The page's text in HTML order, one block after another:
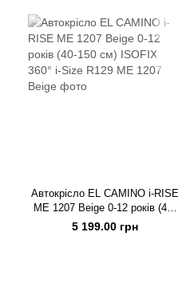
Автокрісло EL CAMINO i-RISE
ME 1207 Beige 0-12 років (40-
150 см) ISOFIX 360° i-Size
5 199.00 грн